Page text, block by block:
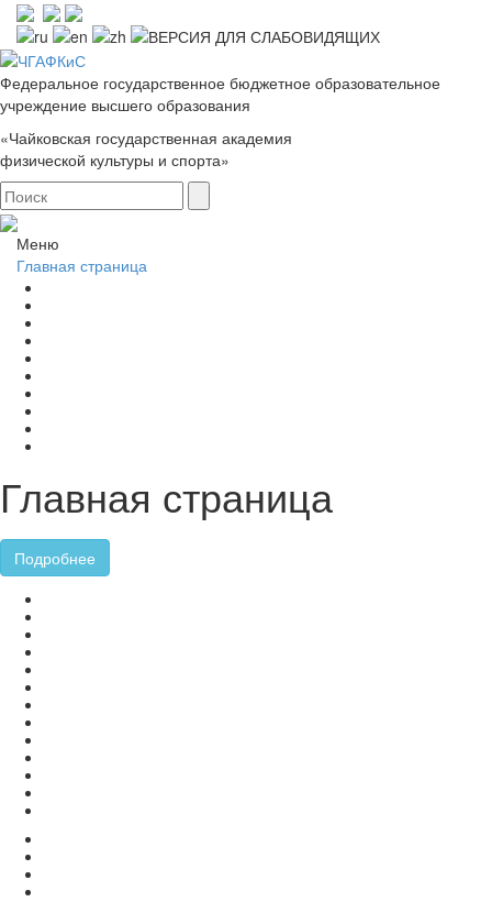
Федеральное государственное бюджетное образовательное
учреждение высшего образования
«Чайковская государственная академия
физической культуры и спорта»
Меню
Главная страница
Главная страница
Подробнее